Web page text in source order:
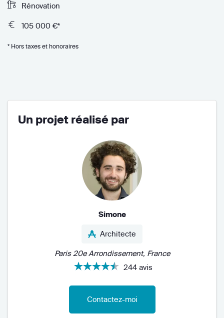
Rénovation
105 000 €*
* Hors taxes et honoraires
Un projet réalisé par
Simone
Architecte
Paris 20e Arrondissement, France
244 avis
Contactez-moi